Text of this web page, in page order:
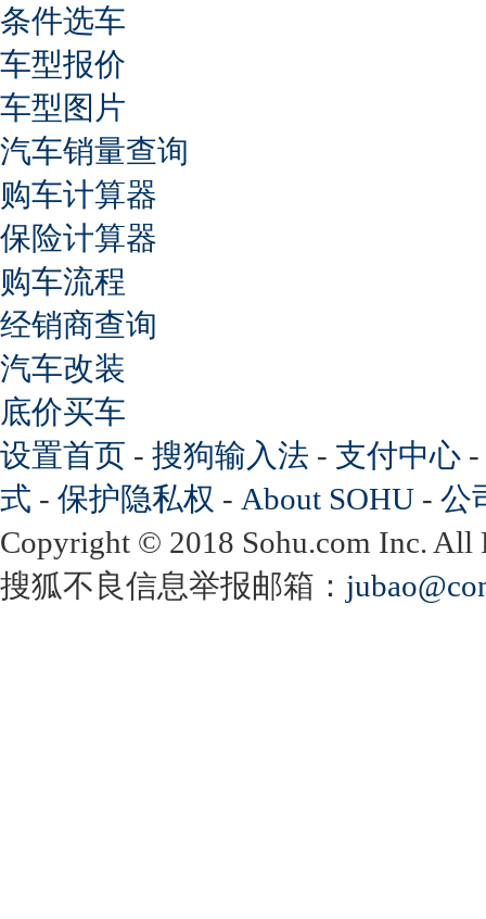
条件选车
车型报价
车型图片
汽车销量查询
购车计算器
保险计算器
购车流程
经销商查询
汽车改装
底价买车
设置首页 - 搜狗输入法 - 支付中心 -
式 - 保护隐私权 - About SOHU - 公
Copyright © 2018 Sohu.com Inc.
搜狐不良信息举报邮箱：